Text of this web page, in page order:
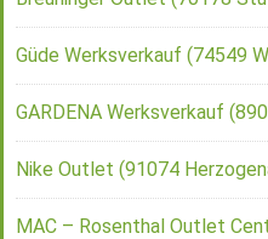
Güde Werksverkauf (74549
GARDENA Werksverkauf
Nike Outlet (91074
MAC – Rosenthal Outlet